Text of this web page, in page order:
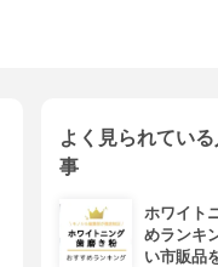
よく見られてい
事
ホワイト
めランキ
い市販品